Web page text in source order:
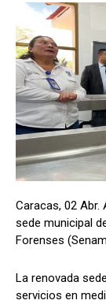
Caracas, 02 Abr.
sede municipal
Forenses
La renovada
servicios en